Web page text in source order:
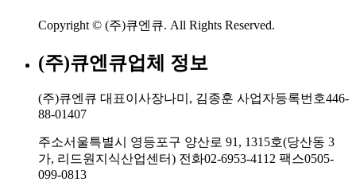
Copyright © (주)큐엔큐. All Rights Reserved.
(주)큐엔큐업체 정보
(주)큐엔큐 대표이사장나미, 김종훈 사업자등록번호446-
88-01407
주소서울특별시 영등포구 양산로 91, 1315호(당산동 3
가, 리드원지식산업센터) 전화02-6953-4112 팩스0505-
099-0813